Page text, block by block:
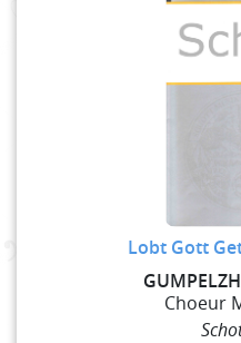
Lobt Gott
Choeur